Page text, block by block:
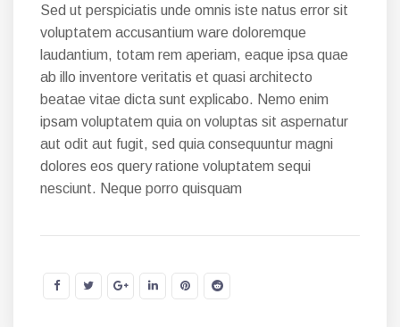
Sed ut perspiciatis unde omnis iste natus error sit
voluptatem accusantium ware doloremque
laudantium, totam rem aperiam, eaque ipsa quae
ab illo inventore veritatis et quasi architecto
beatae vitae dicta sunt explicabo. Nemo enim
ipsam voluptatem quia on voluptas sit aspernatur
aut odit aut fugit, sed quia consequuntur magni
dolores eos query ratione voluptatem sequi
nesciunt. Neque porro quisquam